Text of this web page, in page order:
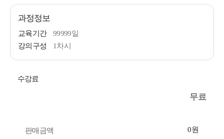
과정정보
교육기간
99999일
강의구성
1차시
수강료
무료
판매금액
0원